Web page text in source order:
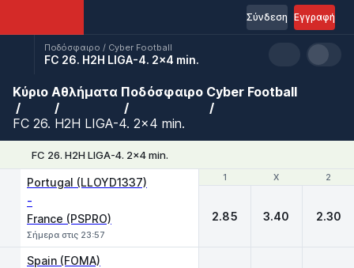
Εγγραφή
Σύνδεση
Ποδόσφαιρο / Cyber Football
FC 26. H2H LIGA-4. 2x4 min.
Κύριο Αθλήματα Ποδόσφαιρο Cyber Football
FC 26. H2H LIGA-4. 2x4 min.
FC 26. H2H LIGA-4. 2x4 min.
1 X 2
Portugal (LLOYD1337)
-
France (PSPRO)
Σήμερα στις 23:57
1 X 2
2.85 3.40 2.30
Spain (FOMA)